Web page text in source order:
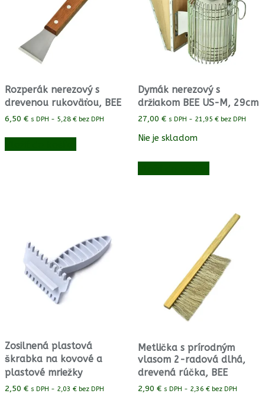
Rozperák nerezový s
drevenou rukoväťou, BEE
6,50 € s DPH - 5,28 € bez DPH
Dymák nerezový s
držiakom BEE US-M, 29cm
27,00 € s DPH - 21,95 €bez DPH
Nie je skladom
Zosilnená plastová
škrabka na kovové a
plastové mriežky
2,50 € s DPH - 2,03 € bez DPH
Metlička s prírodným
vlasom 2-radová dlhá,
drevená rúčka, BEE
2,90 € s DPH - 2,36 €bez DPH